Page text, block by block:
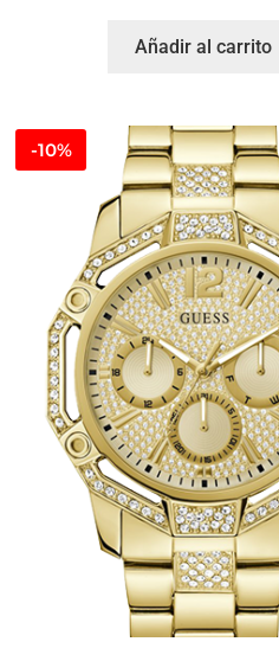
Añadir al carrito
-10%